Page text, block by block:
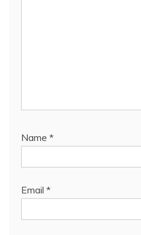
Name *
Email *